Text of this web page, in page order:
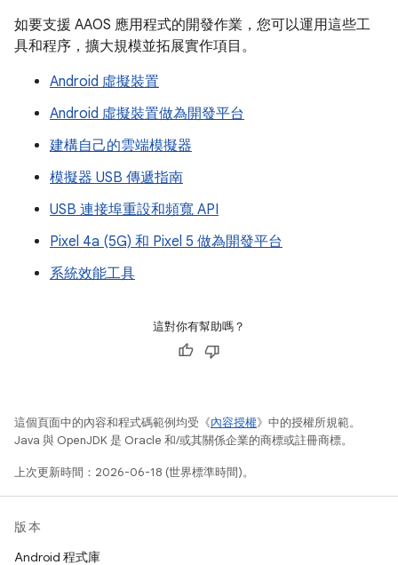
如要支援 AAOS 應用程式的開發作業，您可以運用這些工
具和程序，擴大規模並拓展實作項目。
Android 虛擬裝置
Android 虛擬裝置做為開發平台
建構自己的雲端模擬器
模擬器 USB 傳遞指南
USB 連接埠重設和頻寬 API
Pixel 4a (5G) 和 Pixel 5 做為開發平台
系統效能工具
這對你有幫助嗎？
這個頁面中的內容和程式碼範例均受《內容授權》中的授權所規範。
Java 與 OpenJDK 是 Oracle 和/或其關係企業的商標或註冊商標。
上次更新時間：2026-06-18 (世界標準時間)。
版本
Android 程式庫